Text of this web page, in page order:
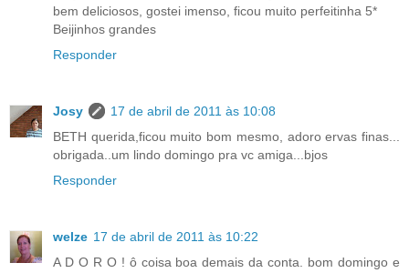
bem deliciosos, gostei imenso, ficou muito perfeitinha 5*
Beijinhos grandes
Responder
Josy
17 de abril de 2011 às 10:08
BETH querida,ficou muito bom mesmo, adoro ervas finas...
obrigada..um lindo domingo pra vc amiga...bjos
Responder
welze 17 de abril de 2011 às 10:22
A D O R O ! ô coisa boa demais da conta. bom domingo e